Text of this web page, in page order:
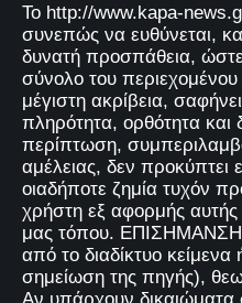
Το http://www.kapa-
συνεπώς να ευθύνεται,
δυνατή προσπάθεια,
σύνολο του
μέγιστη ακρίβεια,
πληρότητα, ορθότητα και
περίπτωση,
αμέλειας, δεν προκύπτει
οιαδήποτε ζημία τυχόν
χρήστη εξ αφορμής αυτής
μας τόπου.
από το διαδίκτυο κείμενα
σημείωση της πηγής),